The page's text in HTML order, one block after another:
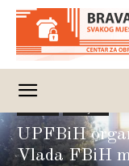
UPFBiH
Vlada FBiH